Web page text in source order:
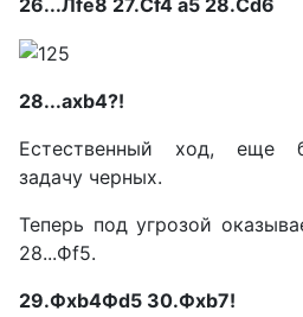
28...ахb4?!
Естественный ход, еще
задачу черных.
Теперь под угрозой
28...Фf5.
29.Фxb4Фd5 30.Фхb7!